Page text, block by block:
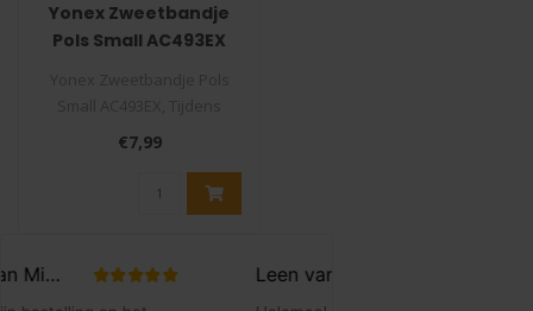
Yonex Zweetbandje
Pols Small AC493EX
tennis, padel, squash of
badminton..
€7,99